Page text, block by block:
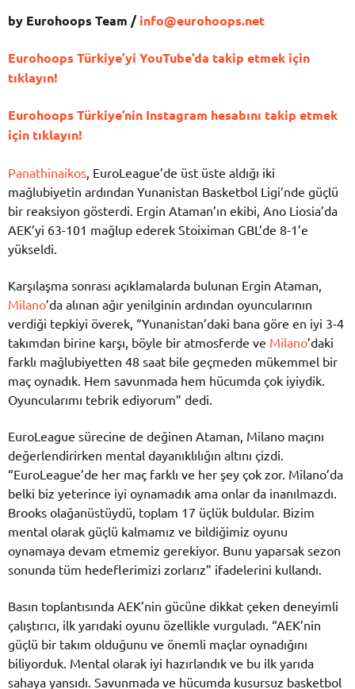
by Eurohoops Team /info@eurohoops.net
Eurohoops Türkiye’yi YouTube’da takip etmek için
tıklayın!
Eurohoops Türkiye’nin Instagram hesabını takip etmek
için tıklayın!
Panathinaikos , EuroLeague’de üst üste aldığı iki
mağlubiyetin ardından Yunanistan Basketbol Ligi’nde güçlü
bir reaksiyon gösterdi. Ergin Ataman’ın ekibi, Ano Liosia’da
AEK’yi 63-101 mağlup ederek Stoiximan GBL’de 8-1’e
yükseldi.
Karşılaşma sonrası açıklamalarda bulunan Ergin Ataman,
Milano’da alınan ağır yenilginin ardından oyuncularının
verdiği tepkiyi överek, “Yunanistan’daki bana göre en iyi 3-4
takımdan birine karşı, böyle bir atmosferde ve Milano’daki
farklı mağlubiyetten 48 saat bile geçmeden mükemmel bir
maç oynadık. Hem savunmada hem hücumda çok iyiydik.
Oyuncularımı tebrik ediyorum” dedi.
EuroLeague sürecine de değinen Ataman, Milano maçını
değerlendirirken mental dayanıklılığın altını çizdi.
“EuroLeague’de her maç farklı ve her şey çok zor. Milano’da
belki biz yeterince iyi oynamadık ama onlar da inanılmazdı.
Brooks olağanüstüydü, toplam 17 üçlük buldular. Bizim
mental olarak güçlü kalmamız ve bildiğimiz oyunu
oynamaya devam etmemiz gerekiyor. Bunu yaparsak sezon
sonunda tüm hedeflerimizi zorlarız” ifadelerini kullandı.
Basın toplantısında AEK’nin gücüne dikkat çeken deneyimli
çalıştırıcı, ilk yarıdaki oyunu özellikle vurguladı. “AEK’nin
güçlü bir takım olduğunu ve önemli maçlar oynadığını
biliyorduk. Mental olarak iyi hazırlandık ve bu ilk yarıda
sahaya yansıdı. Savunmada ve hücumda kusursuz basketbol